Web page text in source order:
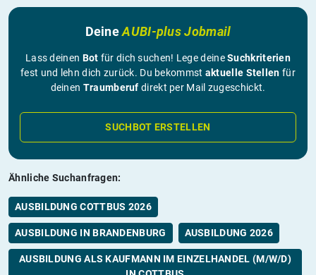
DeineAUBI-plus Jobmail
Lass deinen Bot für dich suchen! Lege deineSuchkriterien
fest und lehn dich zurück. Du bekommst aktuelle Stellen für
deinen Traumberuf direkt per Mail zugeschickt.
SUCHBOT ERSTELLEN
Ähnliche Suchanfragen:
AUSBILDUNG COTTBUS 2026
AUSBILDUNG IN BRANDENBURG AUSBILDUNG 2026
AUSBILDUNG ALS KAUFMANN IM EINZELHANDEL (M/W/D)